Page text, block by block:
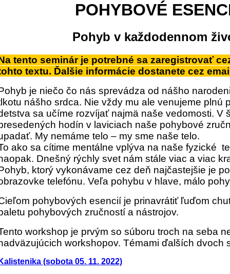
POHYBOVÉ
Pohyb v každodennom
tento seminár je potrebné sa zaregistrovať
textu. Ďalšie informácie dostanete cez
je niečo čo nás sprevádza od nášho
nášho srdca. Nie vždy mu ale venujeme plnú
sa učíme rozvíjať najmä naše vedomosti. V
hodín v laviciach naše pohybové
My nemáme telo – my sme naše telo.
ako sa cítime mentálne vplýva na naše fyzické
Dnešný rýchly svet nám stále viac a viac
ktorý vykonávame cez deň najčastejšie je
telefónu. Veľa pohybu v hlave, málo
pohybových esencií je prinavrátiť ľuďom
pohybových zručností a nástrojov.
workshop je prvým so súboru troch na seba
workshopov. Témami ďalších dvoch
(sobota 05. 11. 2022)